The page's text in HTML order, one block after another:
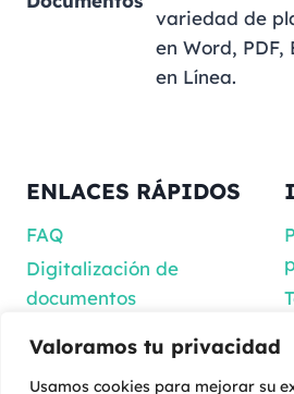
Valoramos tu privacidad
Usamos cookies para mejorar su
variedad de
en Word, PDF,
en Línea.
ENLACES RÁPIDOS
FAQ
Digitalización de
documentos